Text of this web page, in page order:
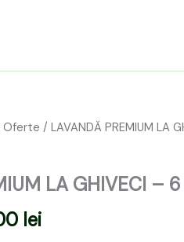
Oferte / LAVANDĂ PREMIUM LA
LA GHIVECI – 6
lei
Prețul
este:
199,00 lei.